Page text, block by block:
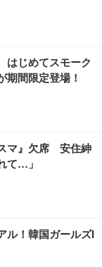
はじめてスモーク
期間限定登場！
マ』欠席 安住紳
て…」
ル！韓国ガールズI